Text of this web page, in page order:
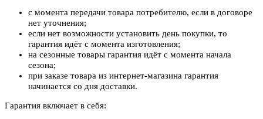
с момента передачи товара потребителю, если в договоре
нет уточнения;
если нет возможности установить день покупки, то
гарантия идёт с момента изготовления;
на сезонные товары гарантия идёт с момента начала
сезона;
при заказе товара из интернет-магазина гарантия
начинается со дня доставки.
Гарантия включает в себя: